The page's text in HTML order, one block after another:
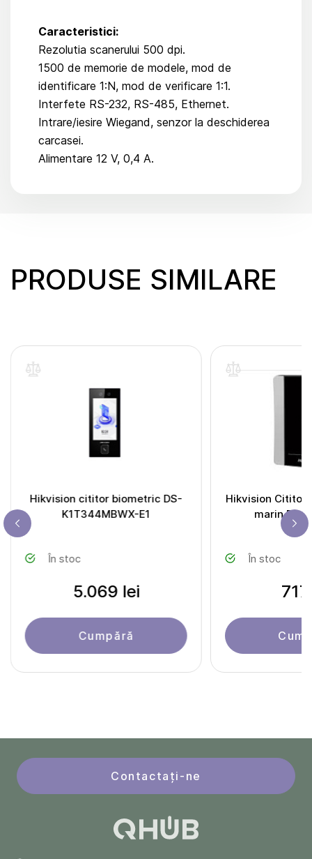
Caracteristici:
Rezolutia scanerului 500 dpi.
1500 de memorie de modele, mod de
identificare 1:N, mod de verificare 1:1.
Interfete RS-232, RS-485, Ethernet.
Intrare/iesire Wiegand, senzor la deschiderea
carcasei.
Alimentare 12 V, 0,4 A.
PRODUSE SIMILARE
Hikvision cititor biometric DS-
K1T344MBWX-E1
În stoc
5.069 lei
Cumpără
Hikvision Cititor
marin
În stoc
Contactați-ne